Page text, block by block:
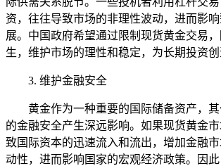
资，往往导致市场的非理性波动，进而影
展。中国政府希望通过限制现货黄金交易
生，维护市场的理性和稳定，为长期投资创
3. 维护金融安全
黄金作为一种重要的国际储备资产，
的金融安全产生深远影响。如果现货黄金
致国际资本的迅速流入和流出，增加金融
动性，进而影响国家的宏观经济政策。因